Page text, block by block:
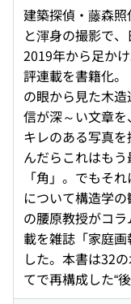
建築探偵・藤森
と渾身の撮影で
2019年から足か
評連載を書籍化
の眼から見た木
信が深～い文章
キレのある写真
んだらこれはも
「角」。でもそ
について構造学
の腰原教授がコ
載を雑誌「家庭
した。本書は32
てで再構成した“